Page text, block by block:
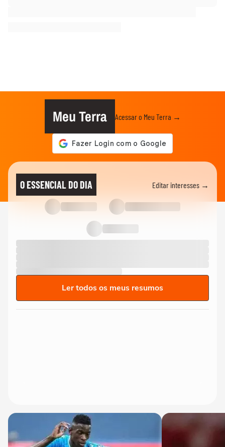
Meu Terra Acessar o Meu Terra →
O ESSENCIAL DO DIA Editar interesses →
Ler todos os meus resumos